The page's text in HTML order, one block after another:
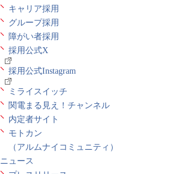
キャリア採用
グループ採用
障がい者採用
採用公式X
採用公式Instagram
ミライスイッチ
関電まる見え！チャンネル
内定者サイト
モトカン
（アルムナイコミュニティ）
ニュース